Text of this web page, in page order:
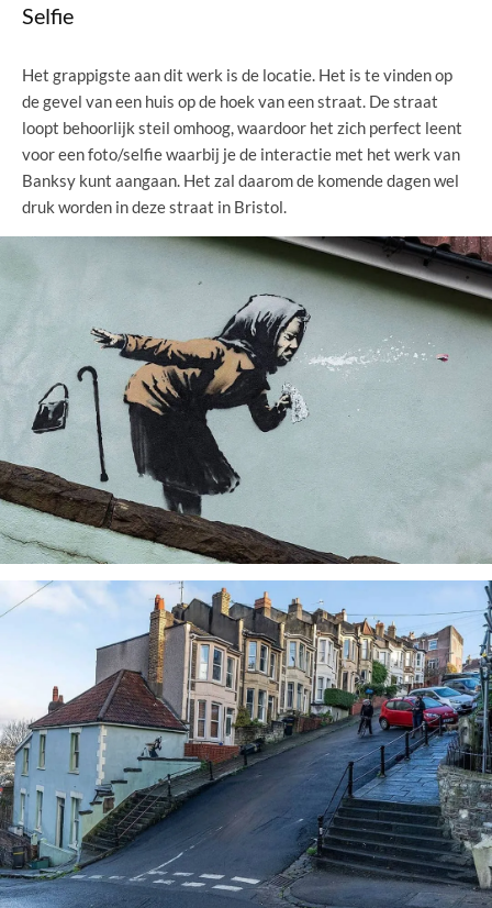
Selfie
Het grappigste aan dit werk is de locatie. Het is te vinden op
de gevel van een huis op de hoek van een straat. De straat
loopt behoorlijk steil omhoog, waardoor het zich perfect leent
voor een foto/selfie waarbij je de interactie met het werk van
Banksy kunt aangaan. Het zal daarom de komende dagen wel
druk worden in deze straat in Bristol.